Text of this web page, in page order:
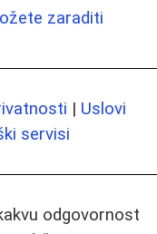
zaraditi
| Uslovi
servisi
odgovornost